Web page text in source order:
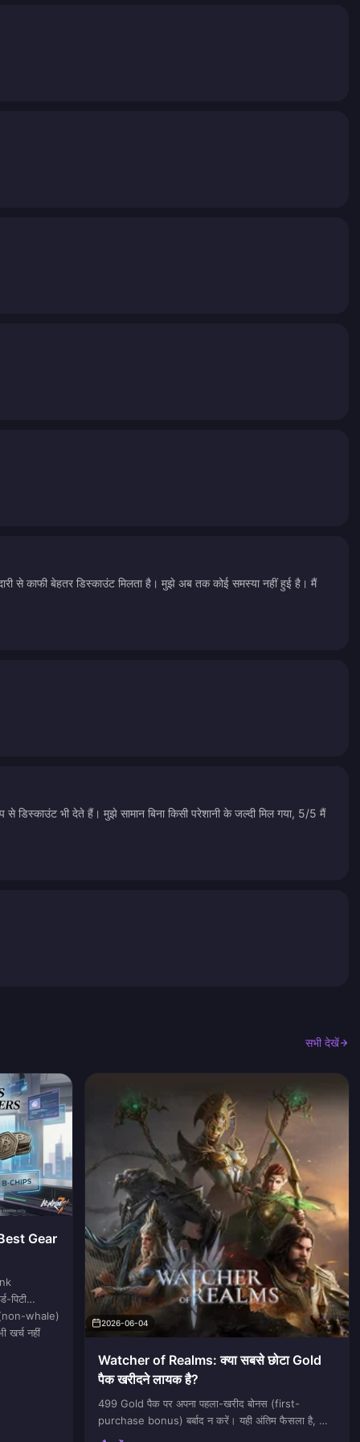
से काफी बेहतर डिस्काउंट मिलता है। मुझे अब तक कोई समस्या नहीं हुई है। मैं
डिस्काउंट भी देते हैं। मुझे सामान बिना किसी परेशानी के जल्दी मिल गया, 5/5 मैं
सभी देखें
Gear
पिटी
whale)
खर्च नहीं
2026-06-04
Watcher of Realms: क्या सबसे छोटा Gold
पैक खरीदने लायक है?
499 Gold पैक पर अपना पहला-खरीद बोनस (first-
purchase bonus) बर्बाद न करें। यही अंतिम फैसला है, और
नीचे दी गई हर बात इसका कारण बताती है। एक सामान्य टॉप-अप